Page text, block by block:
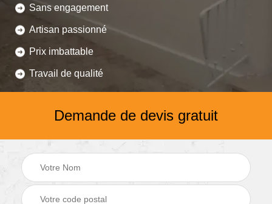
Sans engagement
Artisan passionné
Prix imbattable
Travail de qualité
Demande de devis gratuit